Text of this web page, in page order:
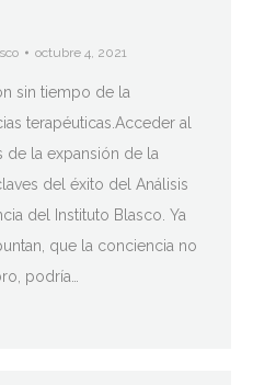
octubre 4, 2021
sin tiempo de la
terapéuticas.Acceder al
de la expansión de la
del éxito del Análisis
del Instituto Blasco. Ya
que la conciencia no
podría…